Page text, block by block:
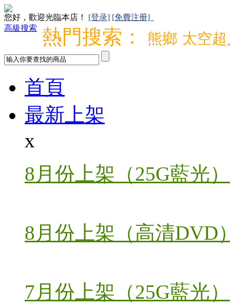
您好，歡迎光臨本店！ [登录] [免費注册]
高級搜索
熱門搜索： 熊鄉 太空
首頁
最新上架
x
8月份上架（25G藍光）
8月份上架（高清DVD
7月份上架（25G藍光）